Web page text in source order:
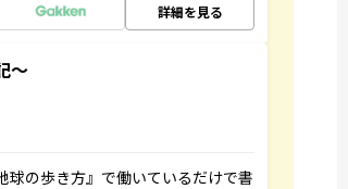
詳細を見る
～
球の歩き方』で働いているだけで書